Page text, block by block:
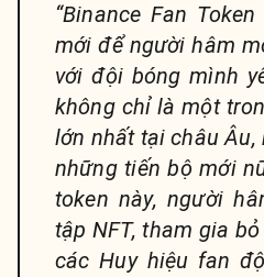
“Binance Fan
mới để người hâm
với đội bóng mình
không chỉ là một
lớn nhất tại châu
những tiến bộ mới
token này, người
tập NFT, tham gia
các Huy hiệu fan